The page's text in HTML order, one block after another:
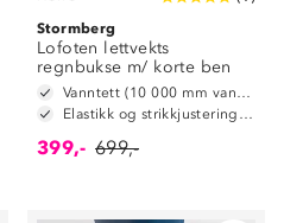
Stormberg
Lofoten lettvekts
regnbukse m/ korte ben
Vanntett (10 000 mm vannsøyle)
Elastikk og strikkjustering i livet
399,- 699,-